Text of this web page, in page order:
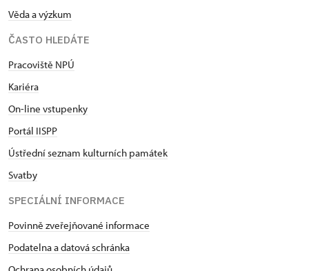
Věda a výzkum
ČASTO HLEDÁTE
Pracoviště NPÚ
Kariéra
On-line vstupenky
Portál IISPP
Ústřední seznam kulturních památek
Svatby
SPECIÁLNÍ INFORMACE
Povinně zveřejňované informace
Podatelna a datová schránka